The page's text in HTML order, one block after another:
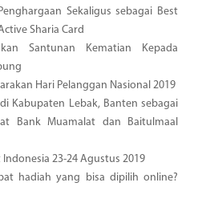
Sekaligus sebagai Best
Sharia Card
Santunan Kematian Kepada
Hari Pelanggan Nasional 2019
Kabupaten Lebak, Banten sebagai
Bank Muamalat dan Baitulmaal
23-24 Agustus 2019
hadiah yang bisa dipilih online?